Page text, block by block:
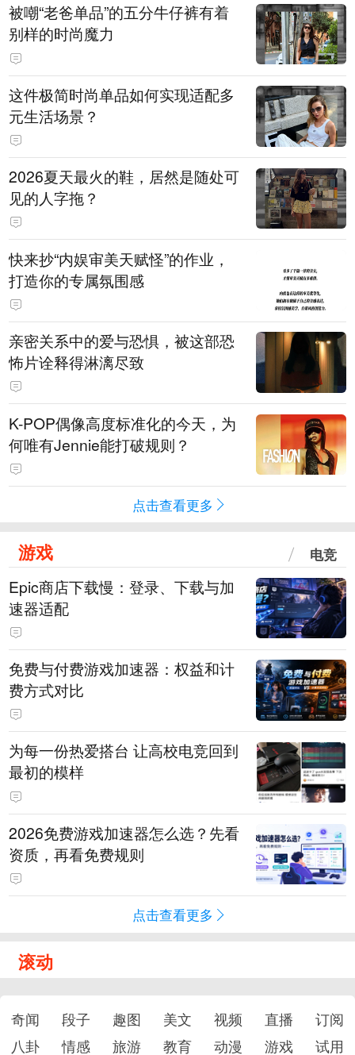
被嘲“老爸单品”的五分牛仔裤有着
别样的时尚魔力
这件极简时尚单品如何实现适配多
元生活场景？
2026夏天最火的鞋，居然是随处可
见的人字拖？
快来抄“内娱审美天赋怪”的作业，
打造你的专属氛围感
亲密关系中的爱与恐惧，被这部恐
怖片诠释得淋漓尽致
K-POP偶像高度标准化的今天，为
何唯有Jennie能打破规则？
点击查看更多
游戏 电竞
Epic商店下载慢：登录、下载与加
速器适配
免费与付费游戏加速器：权益和计
费方式对比
为每一份热爱搭台 让高校电竞回到
最初的模样
2026免费游戏加速器怎么选？先看
资质，再看免费规则
点击查看更多
滚动
奇闻 段子 趣图 美文 视频 直播
订阅
八卦
情感 旅游 教育 动漫 游戏 试用